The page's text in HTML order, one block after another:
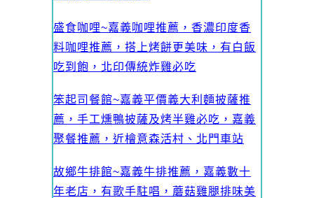
盛食咖哩~嘉義咖哩推薦，香濃印度香
料咖哩推薦，搭上烤餅更美味，有白飯
吃到飽，北印傳統炸雞必吃
笨起司餐館~嘉義平價義大利麵披薩推
薦，手工燻鴨披薩及烤半雞必吃，嘉義
聚餐推薦，近檜意森活村、北門車站
故鄉牛排館~嘉義牛排推薦，嘉義數十
年老店，有歌手駐唱，蘑菇雞腿排味美